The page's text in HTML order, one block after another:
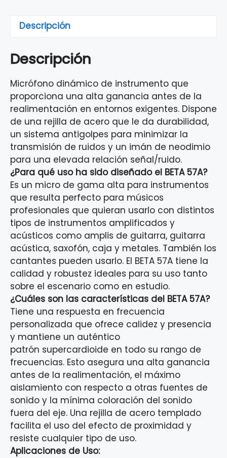
Descripción
Descripción
Micrófono dinámico de instrumento que
proporciona una alta ganancia antes de la
realimentación en entornos exigentes. Dispone
de una rejilla de acero que le da durabilidad,
un sistema antigolpes para minimizar la
transmisión de ruidos y un imán de neodimio
para una elevada relación señal/ruido.
¿Para qué uso ha sido diseñado el BETA 57A?
Es un micro de gama alta para instrumentos
que resulta perfecto para músicos
profesionales que quieran usarlo con distintos
tipos de instrumentos amplificados y
acústicos como amplis de guitarra, guitarra
acústica, saxofón, caja y metales. También los
cantantes pueden usarlo. El BETA 57A tiene la
calidad y robustez ideales para su uso tanto
sobre el escenario como en estudio.
¿Cuáles son las características del BETA 57A?
Tiene una respuesta en frecuencia
personalizada que ofrece calidez y presencia
y mantiene un auténtico
patrón supercardioide en todo su rango de
frecuencias. Esto asegura una alta ganancia
antes de la realimentación, el máximo
aislamiento con respecto a otras fuentes de
sonido y la mínima coloración del sonido
fuera del eje. Una rejilla de acero templado
facilita el uso del efecto de proximidad y
resiste cualquier tipo de uso.
Aplicaciones de Uso: